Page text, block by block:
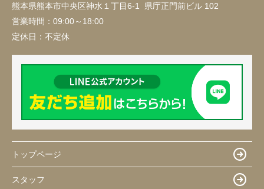
熊本県熊本市中央区神水１丁目6-1 県庁正門前ビル 102
営業時間： 09:00～18:00
定休日： 不定休
トップページ
スタッフ